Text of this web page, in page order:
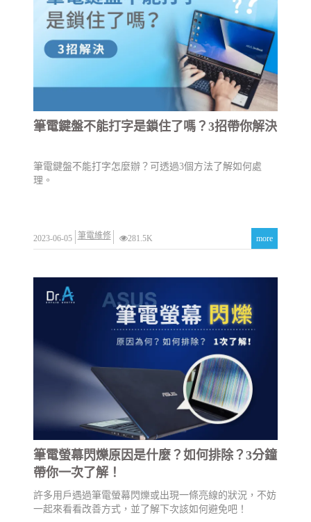
筆電鍵盤不能打字是鎖住了嗎？3招帶你解決
筆電鍵盤不能打字怎麼辦？可透過3個方法了解如何處
理。
2023-06-05 筆電維修 281.5K more
筆電螢幕閃爍原因是什麼？如何排除？3分鐘
帶你一次了解！
許多用戶遇過筆電螢幕閃爍或出現一條亮線的狀況，不妨
一起來看看改善方式，並了解下次該如何避免吧！